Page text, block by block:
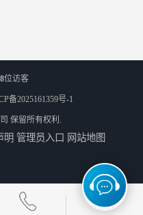
位访客
备2025161359号-1
保留所有权利.
明 管理员入口 网站地图